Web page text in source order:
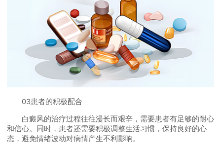
03患者的积极配合
白癜风的治疗过程往往漫长而艰辛，需要患者有足够的耐心
和信心。同时，患者还需要积极调整生活习惯，保持良好的心
态，避免情绪波动对病情产生不利影响。